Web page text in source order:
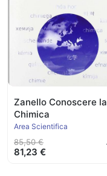
Zanello Conoscere la
Chimica
Area Scientifica
85,50 €
81,23 €